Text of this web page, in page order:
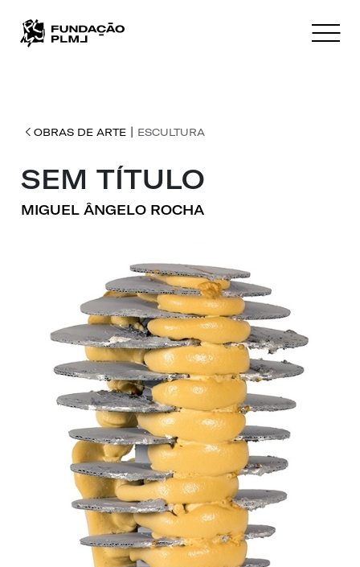
OBRAS DE ARTE| ESCULTURA
SEM TÍTULO
MIGUEL ÂNGELO ROCHA